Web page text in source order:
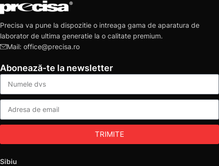
Precisa va pune la dispozitie o intreaga gama de aparatura de
laborator de ultima generatie la o calitate premium.
Mail: office@precisa.ro
Abonează-te la newsletter
TRIMITE
Sibiu